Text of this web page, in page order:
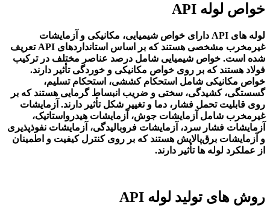
خواص لوله API
لوله‌ های API دارای خواص شیمیایی، مکانیکی و آزمایشات
غیرمخرب مشخصی هستند که بر اساس استانداردهای API تعریف
شده است. خواص شیمیایی شامل درصد عناصر مختلف در ترکیب
فولاد هستند که بر روی خواص مکانیکی و خوردگی تأثیر دارند.
خواص مکانیکی شامل استحکام کششی، استحکام تسلیم،
گسستگی، کشیدگی، سختی و ضریب انبساط گرمایی هستند که بر
روی قابلیت تحمل فشار، دما و تغییر شکل تأثیر دارند. آزمایشات
غیرمخرب شامل آزمایشات جوش، آزمایشات هیدرواستاتیک،
آزمایشات فشار سرد، آزمایشات فروبالیدگی، آزمایشات نفوذپذیری
و آزمایشات برق‌پالایش هستند که بر روی کنترل کیفیت و اطمینان
از عملکرد لوله‌ ها تأثیر دارند.
روش‌ های تولید لوله API